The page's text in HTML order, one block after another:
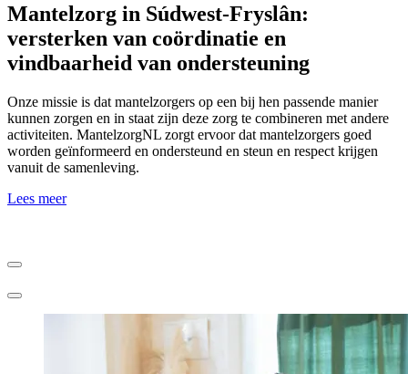
Mantelzorg in Súdwest-Fryslân:
versterken van coördinatie en
vindbaarheid van ondersteuning
Onze missie is dat mantelzorgers op een bij hen passende manier
kunnen zorgen en in staat zijn deze zorg te combineren met andere
activiteiten. MantelzorgNL zorgt ervoor dat mantelzorgers goed
worden geïnformeerd en ondersteund en steun en respect krijgen
vanuit de samenleving.
Lees meer